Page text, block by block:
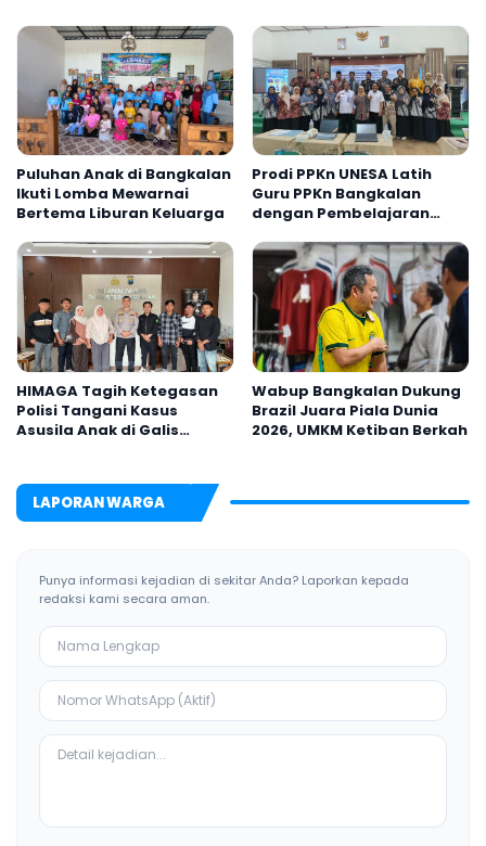
Puluhan Anak di Bangkalan
Ikuti Lomba Mewarnai
Bertema Liburan Keluarga
Prodi PPKn UNESA Latih
Guru PPKn Bangkalan
dengan Pembelajaran
HIMAGA Tagih Ketegasan
Polisi Tangani Kasus
Asusila Anak di Galis
Wabup Bangkalan Dukung
Brazil Juara Piala Dunia
2026, UMKM Ketiban Berkah
LAPORAN WARGA
Punya informasi kejadian di sekitar Anda? Laporkan kepada
redaksi kami secara aman.